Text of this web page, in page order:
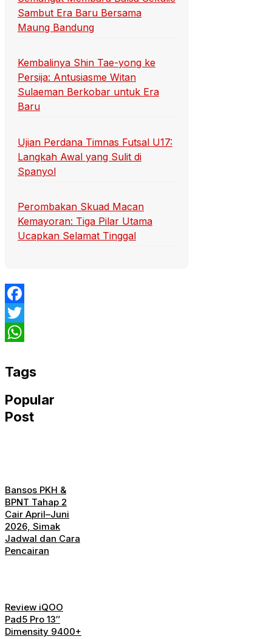
Sambut Era Baru Bersama
Maung Bandung
Kembalinya Shin Tae-yong ke
Persija: Antusiasme Witan
Sulaeman Berkobar untuk Era
Baru
Ujian Perdana Timnas Futsal U17:
Langkah Awal yang Sulit di
Spanyol
Perombakan Skuad Macan
Kemayoran: Tiga Pilar Utama
Ucapkan Selamat Tinggal
Facebook
Twitter
Tags
Popular
Post
Bansos PKH &
BPNT Tahap 2
Cair April–Juni
2026, Simak
Jadwal dan Cara
Pencairan
Review iQOO
Pad5 Pro 13″
Dimensity 9400+